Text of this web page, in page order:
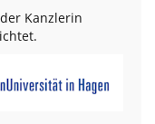
Kanzlerin